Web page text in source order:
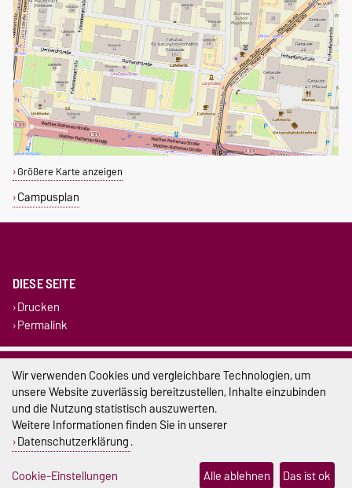
Größere Karte anzeigen
Campusplan
DIESE SEITE
Drucken
Permalink
Impressum
Datenschutz
Barrierefreiheit
Cookie-Einstellungen
Wir verwenden Cookies und vergleichbare Technologien, um
unsere Website zuverlässig bereitzustellen, Inhalte einzubinden
und die Nutzung statistisch auszuwerten.
Weitere Informationen finden Sie in unserer
Datenschutzerklärung.
Cookie-Einstellungen
Alle ablehnen Das ist ok